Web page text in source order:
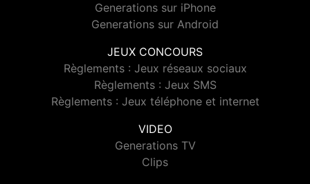
Generations sur iPhone
Generations sur Android
JEUX CONCOURS
Règlements : Jeux réseaux sociaux
Règlements : Jeux SMS
Règlements : Jeux téléphone et internet
VIDEO
Generations TV
Clips